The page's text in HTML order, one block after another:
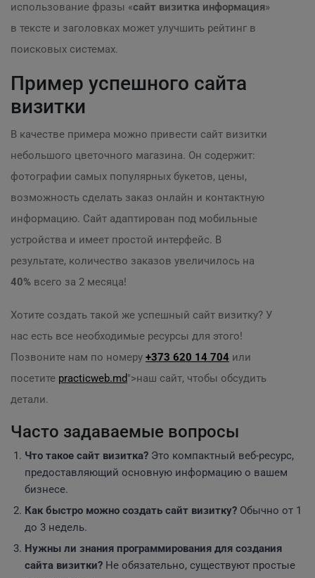
использование фразы «сайт визитка информация»
в тексте и заголовках может улучшить рейтинг в
поисковых системах.
Пример успешного сайта
визитки
В качестве примера можно привести сайт визитки
небольшого цветочного магазина. Он содержит:
фотографии самых популярных букетов, цены,
возможность сделать заказ онлайн и контактную
информацию. Сайт адаптирован под мобильные
устройства и имеет простой интерфейс. В
результате, количество заказов увеличилось на
40% всего за 2 месяца!
Хотите создать такой же успешный сайт визитку? У
нас есть все необходимые ресурсы для этого!
Позвоните нам по номеру +373 620 14 704 или
посетите practicweb.md">наш сайт, чтобы обсудить
детали.
Часто задаваемые вопросы
Что такое сайт визитка? Это компактный веб-ресурс,
предоставляющий основную информацию о вашем
бизнесе.
Как быстро можно создать сайт визитку? Обычно от 1
до 3 недель.
Нужны ли знания программирования для создания
сайта визитки? Не обязательно, существуют простые